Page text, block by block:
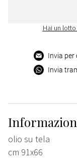
Hai un
Invia per
Invia
olio su tela
cm 91x66